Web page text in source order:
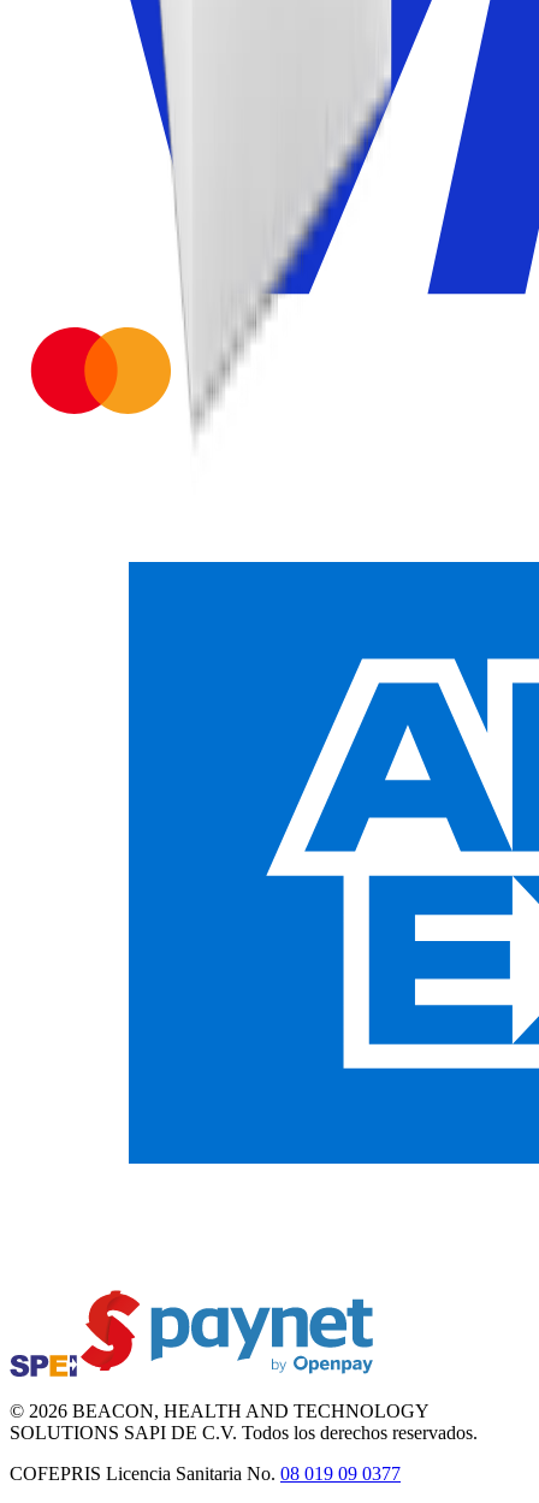
© 2026 BEACON, HEALTH AND TECHNOLOGY
SOLUTIONS SAPI DE C.V. Todos los derechos reservados.
COFEPRIS Licencia Sanitaria No. 08 019 09 0377